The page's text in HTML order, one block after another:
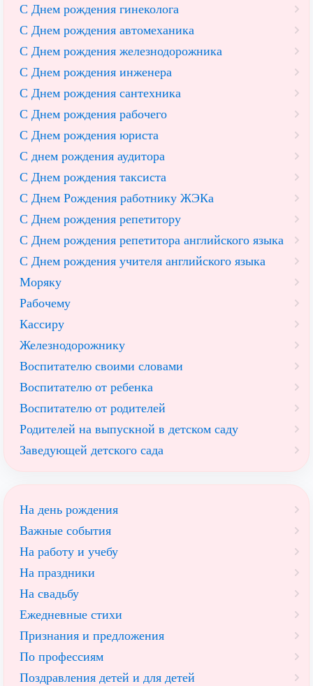
С Днем рождения гинеколога
С Днем рождения автомеханика
С Днем рождения железнодорожника
С Днем рождения инженера
С Днем рождения сантехника
С Днем рождения рабочего
С Днем рождения юриста
С днем рождения аудитора
С Днем рождения таксиста
С Днем Рождения работнику ЖЭКа
С Днем рождения репетитору
С Днем рождения репетитора английского языка
С Днем рождения учителя английского языка
Моряку
Рабочему
Кассиру
Железнодорожнику
Воспитателю своими словами
Воспитателю от ребенка
Воспитателю от родителей
Родителей на выпускной в детском саду
Заведующей детского сада
На день рождения
Важные события
На работу и учебу
На праздники
На свадьбу
Ежедневные стихи
Признания и предложения
По профессиям
Поздравления детей и для детей